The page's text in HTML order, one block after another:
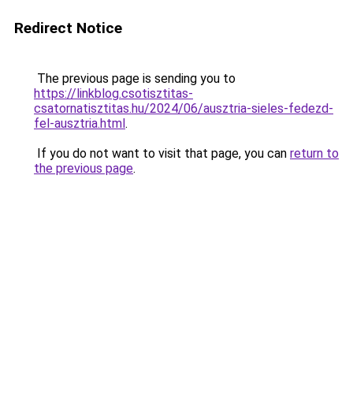
Redirect Notice
The previous page is sending you to
https://linkblog.csotisztitas-
csatornatisztitas.hu/2024/06/ausztria-sieles-fedezd-
fel-ausztria.html.
If you do not want to visit that page, you can return to
the previous page.